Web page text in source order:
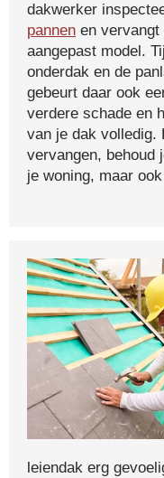
dakwerker
pannen en vervangt
aangepast model.
onderdak en de
gebeurt daar ook
verdere schade en
van je dak volledig.
vervangen, behoud
je woning, maar
leiendak erg